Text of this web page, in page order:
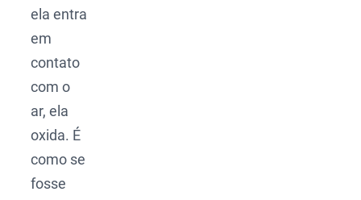
ela entra
em
contato
com o
ar, ela
oxida. É
como se
fosse